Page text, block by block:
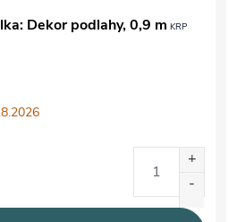
Dekor podlahy, 0,9 m KRP